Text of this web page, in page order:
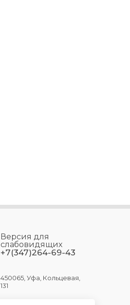
Версия для
слабовидящих
+7(347)264-69-43
450065, Уфа, Кольцевая,
131